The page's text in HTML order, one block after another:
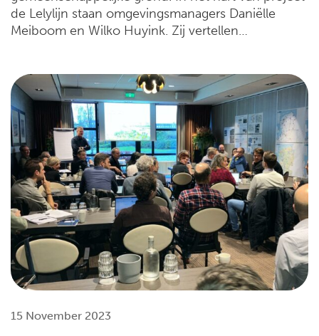
de Lelylijn staan omgevingsmanagers Daniëlle
Meiboom en Wilko Huyink. Zij vertellen…
15 November 2023